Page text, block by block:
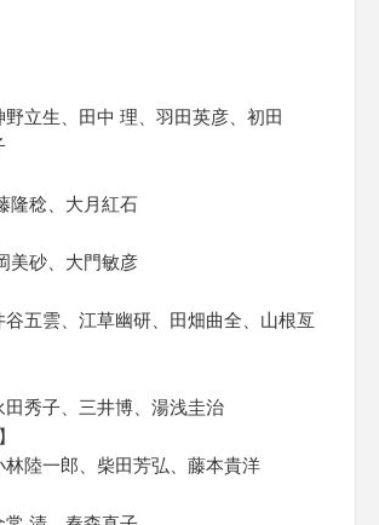
立生、田中 理、羽田英彦、初田
隆稔、大月紅石
美砂、大門敏彦
谷五雲、江草幽研、田畑曲全、山根亙
田秀子、三井博、湯浅圭治
林陸一郎、柴田芳弘、藤本貴洋